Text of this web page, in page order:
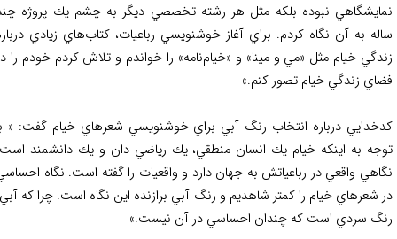
نبوده بلكه مثل هر رشته تخصصي ديگر به چشم يك پروژه چند
به آن نگاه كردم. براي آغاز خوشنويسي رباعيات، كتاب‌هاي زيادي درباره
خيام مثل «مي و مینا» و «خيام‌نامه» را خواندم و تلاش كردم خودم را در
زندگي خيام تصور كنم.»
درباره انتخاب رنگ آبي براي خوشنويسي شعرهاي خيام گفت: « با
به اينكه خيام يك انسان منطقي، يك رياضي دان و يك دانشمند است،
واقعي در رباعياتش به جهان دارد و واقعيات را گفته است. نگاه احساسي
شعرهاي خيام را كمتر شاهديم و رنگ آبي برازنده اين نگاه است. چرا كه آبي،
سردي است كه چندان احساسي در آن نيست.»